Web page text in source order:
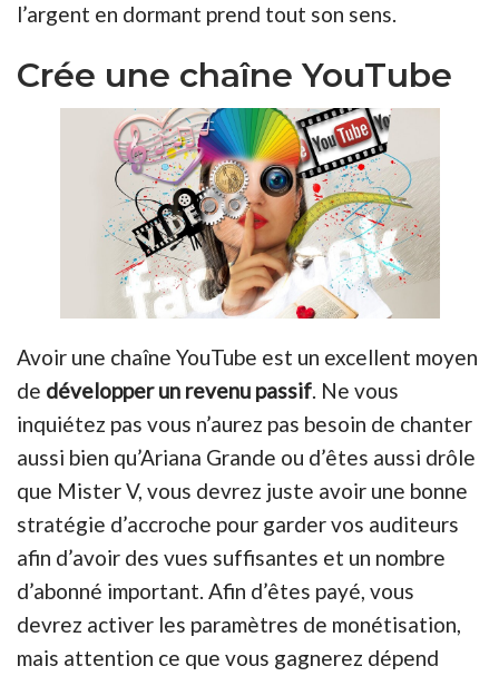
l’argent en dormant prend tout son sens.
Crée une chaîne YouTube
Avoir une chaîne YouTube est un excellent moyen
de développer un revenu passif. Ne vous
inquiétez pas vous n’aurez pas besoin de chanter
aussi bien qu’Ariana Grande ou d’êtes aussi drôle
que Mister V, vous devrez juste avoir une bonne
stratégie d’accroche pour garder vos auditeurs
afin d’avoir des vues suffisantes et un nombre
d’abonné important. Afin d’êtes payé, vous
devrez activer les paramètres de monétisation,
mais attention ce que vous gagnerez dépend